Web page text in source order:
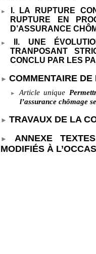
I. LA RUPTURE
RUPTURE EN
D’ASSURANCE
II. UNE
TRANPOSANT
CONCLU PAR LES
COMMENTAIRE DE
Article unique
l’assurance chômage
TRAVAUX DE LA
ANNEXE
MODIFIÉS À